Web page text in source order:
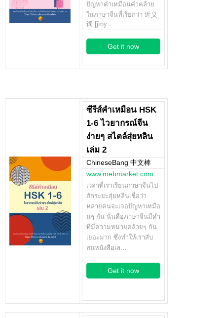
ปัญหาคำเหมือนคำคล้าย
ในภาษาจีนที่เรียกว่า 近义
词 [jìny…
Get it now
ซีรีส์คำเหมือน HSK
1-6 ไวยากรณ์จีน
ง่ายๆ สไตล์สุ่ยหลิน
เล่ม 2
ChineseBang 中文棒
www.mebmarket.com
เวลาที่เราเรียนภาษาจีนไป
สักระยะสุ่ยหลินเชื่อว่า
หลายคนจะเจอปัญหาเหมือ
นๆ กัน นั่นคือภาษาจีนมีคำ
ที่มีความหมายคล้ายๆ กัน
เยอะมาก ซึ่งทำให้เราสับ
สนหนังสือเล…
Get it now